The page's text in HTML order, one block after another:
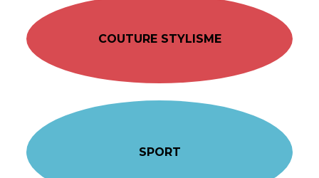
COUTURE STYLISME
SPORT